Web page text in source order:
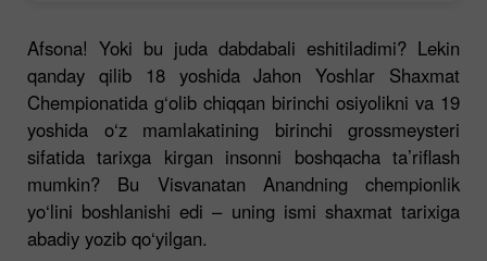
Afsona! Yoki bu juda dabdabali eshitiladimi? Lekin
qanday qilib 18 yoshida Jahon Yoshlar Shaxmat
Chempionatida g‘olib chiqqan birinchi osiyolikni va 19
yoshida o‘z mamlakatining birinchi grossmeysteri
sifatida tarixga kirgan insonni boshqacha ta’riflash
mumkin? Bu Visvanatan Anandning chempionlik
yo‘lini boshlanishi edi – uning ismi shaxmat tarixiga
abadiy yozib qo‘yilgan.